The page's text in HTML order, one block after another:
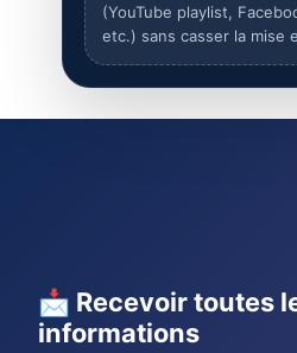
(YouTube playlist,
etc.) sans casser la mise
📩 Recevoir toutes
informations